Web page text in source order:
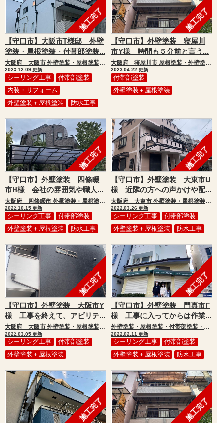
施工完了
【守口市】大阪市T様邸 外壁
塗装・屋根塗装・付帯部塗装...
大阪府 大阪市 外壁塗装・屋根塗装・付帯部塗装・シーリング工事・防水工事・補修工事・内装工事
2023.12.09 更新
シーリング工事
付帯部塗装
内装・リフォーム
外壁塗装＋屋根塗装
防水工事
施工完了
【守口市】外壁塗装 寝屋川
市Y様 時間も５分前と言う...
大阪府 寝屋川市 屋根塗装・外壁塗装・付帯部塗装
2023.04.22 更新
付帯部塗装
外壁塗装＋屋根塗装
施工完了
【守口市】外壁塗装 四條畷
市H様 会社の雰囲気や職人...
大阪府 四條畷市 外壁塗装・屋根塗装・付帯部塗装・シール工事・防水工事
2022.10.15 更新
シーリング工事
付帯部塗装
外壁塗装＋屋根塗装
防水工事
施工完了
【守口市】外壁塗装 大東市U
様 近隣の方への声かけや配...
大阪府 大東市 外壁塗装・屋根塗装・付帯部塗装・シール工事・防水工事
2022.03.26 更新
シーリング工事
付帯部塗装
外壁塗装＋屋根塗装
防水工事
施工完了
【守口市】外壁塗装 大阪市Y
様 工事を終えて、アビリテ...
大阪府 大阪市 外壁塗装・屋根塗装・付帯部塗装・シール工事
2022.03.05 更新
シーリング工事
付帯部塗装
外壁塗装＋屋根塗装
施工完了
【守口市】外壁塗装 門真市F
様 工事に入ってからは作業...
外壁塗装・屋根塗装・付帯部塗装・シール工事・防水工事
2022.02.11 更新
シーリング工事
付帯部塗装
外壁塗装＋屋根塗装
防水工事
施工完了 施工完了